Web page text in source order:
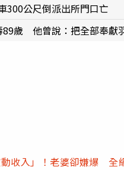
公尺倒派出所門口亡
89歲 他曾說：把全部奉獻
收入」！老婆卻嫌爆 全